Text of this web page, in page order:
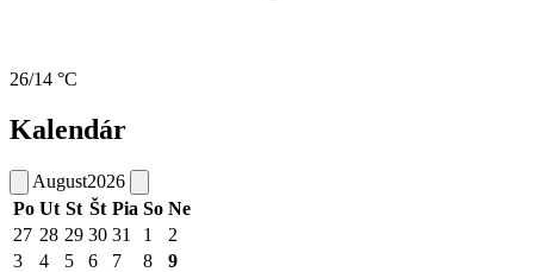
26/14 °C
Kalendár
August2026
Po Ut St Št Pia So Ne
27 28 29 30 31 1
2
3
4 5 6 7 8
9